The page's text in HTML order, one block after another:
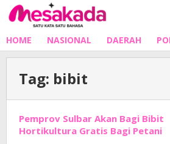
Lewati
ke
HOME NASIONAL DAERAH
Tag: bibit
Pemprov Sulbar Akan Bagi Bibit
Hortikultura Gratis Bagi Petani